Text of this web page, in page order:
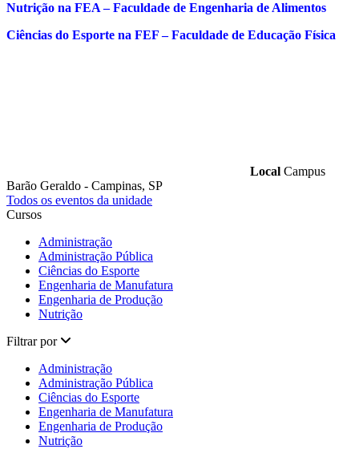
Nutrição na FEA – Faculdade de Engenharia de Alimentos
Ciências do Esporte na FEF – Faculdade de Educação Física
Local Campus
Barão Geraldo - Campinas, SP
Todos os eventos da unidade
Cursos
Administração
Administração Pública
Ciências do Esporte
Engenharia de Manufatura
Engenharia de Produção
Nutrição
Filtrar por
Administração
Administração Pública
Ciências do Esporte
Engenharia de Manufatura
Engenharia de Produção
Nutrição